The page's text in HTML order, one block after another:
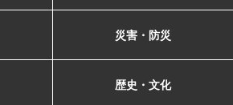
災害・防災
歴史・文化